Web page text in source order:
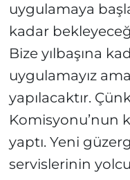
uygulamaya
kadar
Bize yılbaşına
uygulamayız
yapılacaktır.
Komisyonu’nun
yaptı. Yeni
servislerinin